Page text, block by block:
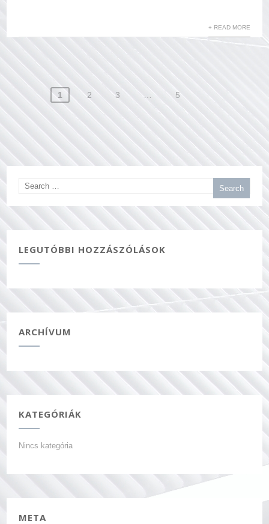
+ READ MORE
Bejegyzés
navigáció
1 2 3 5
LEGUTÓBBI HOZZÁSZÓLÁSOK
ARCHÍVUM
KATEGÓRIÁK
Nincs kategória
META